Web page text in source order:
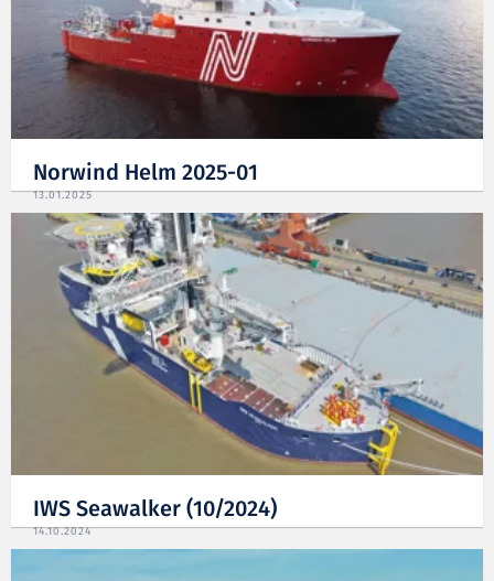
Norwind Helm 2025-01
13.01.2025
IWS Seawalker (10/2024)
14.10.2024